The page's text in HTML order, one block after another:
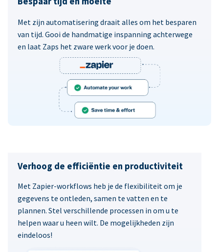
Met zijn automatisering draait alles om het besparen
van tijd. Gooi de handmatige inspanning achterwege
en laat Zaps het zware werk voor je doen.
Verhoog de efficiëntie en productiviteit
Met Zapier-workflows heb je de flexibiliteit om je
gegevens te ontleden, samen te vatten en te
plannen. Stel verschillende processen in om u te
helpen waar u heen wilt. De mogelijkheden zijn
eindeloos!